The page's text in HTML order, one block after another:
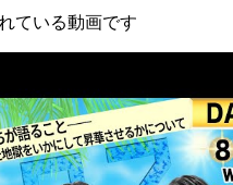
ている動画です